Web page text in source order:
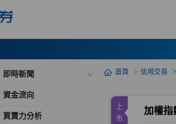
即時新聞
資金流向
買賣力分析
首頁 信用交易